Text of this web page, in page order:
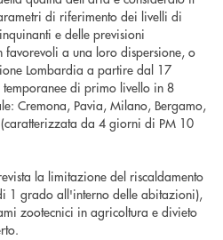
di riferimento dei livelli di
e delle previsioni
favorevoli a una loro dispersione, o
Lombardia a partire dal 17
di primo livello in 8
Cremona, Pavia, Milano, Bergamo,
da 4 giorni di PM 10
la limitazione del riscaldamento
1 grado all'interno delle abitazioni),
zootecnici in agricoltura e divieto